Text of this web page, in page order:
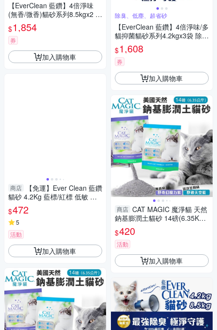
【EverClean 藍鑽】4倍淨味
(無香/微香)貓砂系列8.5kgx2 除
臭 低塵 超省砂
$1,854
券
加入購物車
商店
【免運】Ever Clean 藍鑽
貓砂 4.2Kg 藍標/紅標 低敏 多
貓 礦砂 貓砂『寵喵樂旗艦店』
$472
5
活動
加入購物車
除臭、低塵、超省砂
【EverClean 藍鑽】4倍淨味/多
貓抑菌貓砂系列4.2kgx3袋 除臭
低塵 超省砂
$1,608
券
加入購物車
商店 CAT MAGIC 魔淨貓 天然
鈉基膨潤土貓砂 14磅(6.35KG)
舒奇幻魔力紫｜舒適天空藍 貓
砂
$420
活動
加入購物車